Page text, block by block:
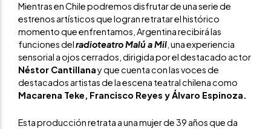
Mientras en Chile podremos disfrutar de una serie de
estrenos artísticos que logran retratar el histórico
momento que enfrentamos, Argentina recibirá las
funciones delradioteatro Malú a Mil , una experiencia
sensorial a ojos cerrados, dirigida por el destacado actor
Néstor Cantillanay que cuenta con las voces de
destacados artistas de la escena teatral chilena como
Macarena Teke, Francisco Reyes y Álvaro Espinoza.
Esta producción retrata a una mujer de 39 años que da